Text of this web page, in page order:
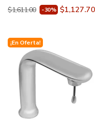
$1,611.00 -30% $1,127.70
¡En Oferta!